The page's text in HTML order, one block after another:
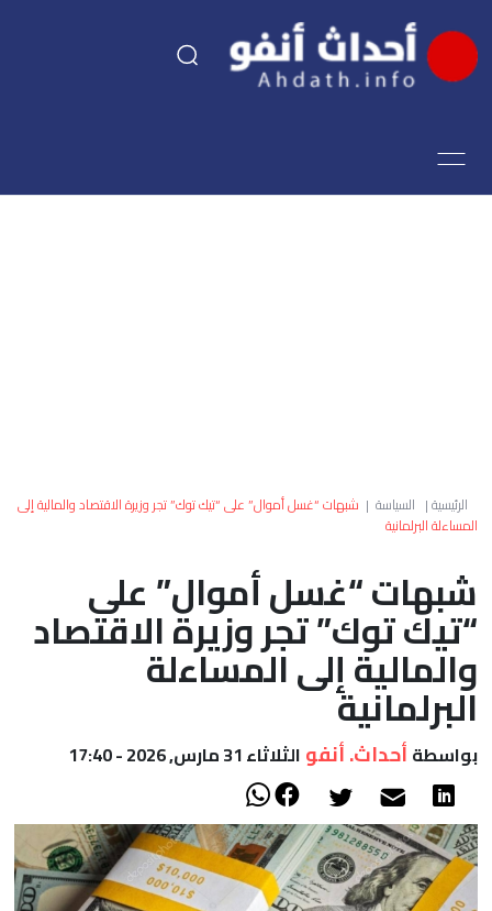
اقتصاد
العالم
الصحراء
الرئيسية| السياسة | شبهات “غسل أموال” على “تيك توك” تجر وزيرة الاقتصاد والمالية إلى
المساءلة البرلمانية
شبهات “غسل أموال” على
“تيك توك” تجر وزيرة الاقتصاد
والمالية إلى المساءلة
البرلمانية
بواسطة أحداث. أنفو الثلاثاء 31 مارس, 2026 - 17:40